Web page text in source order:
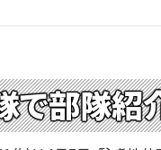
部隊紹